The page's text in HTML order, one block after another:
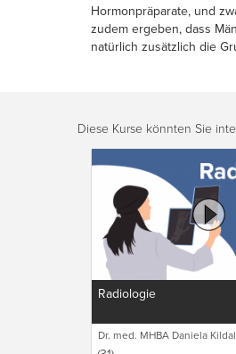
Hormonpräparate, und
zudem ergeben, dass
natürlich zusätzlich die
Diese Kurse könnten Sie
Radiologie
Dr. med. MHBA Daniela Kildal